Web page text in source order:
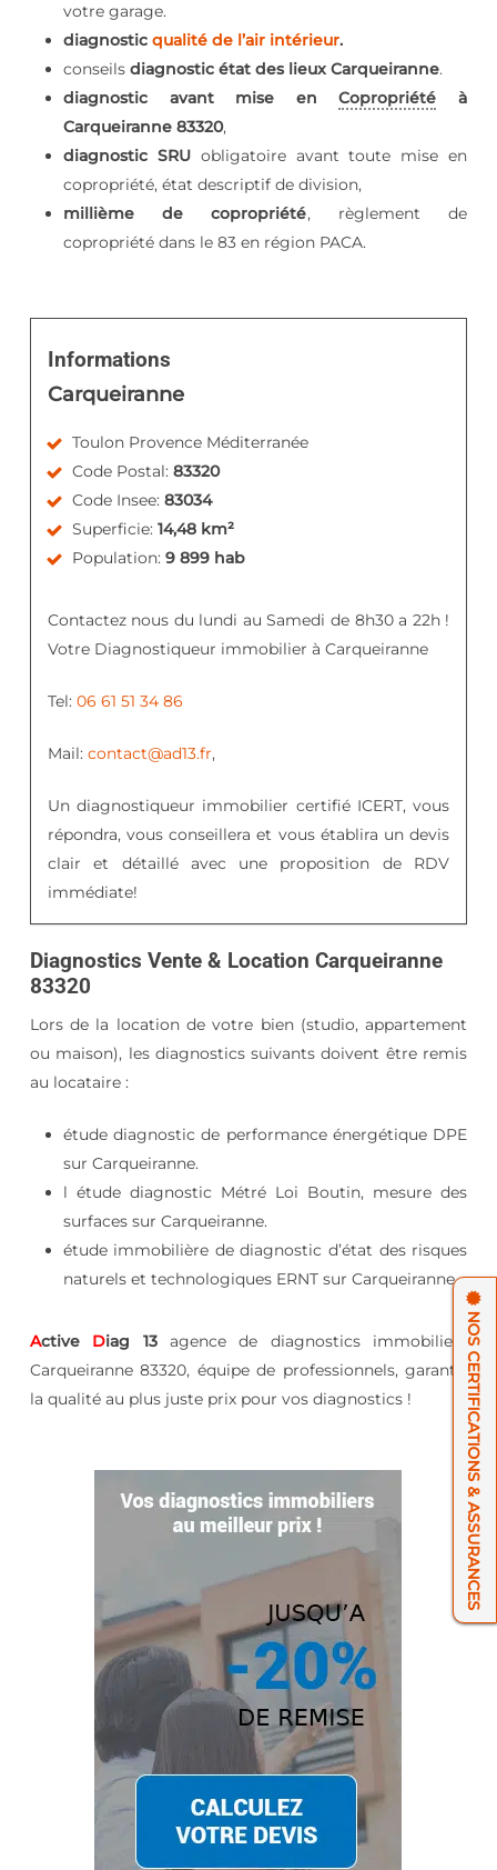
votre garage.
diagnostic qualité de l’air intérieur.
conseils diagnostic état des lieux Carqueiranne.
diagnostic avant mise enCopropriété à
Carqueiranne 83320,
diagnostic SRU obligatoire avant toute mise en
copropriété, état descriptif de division,
millième de copropriété, règlement de
copropriété dans le 83 en région PACA.
Informations
Carqueiranne
Toulon Provence Méditerranée
Code Postal: 83320
Code Insee: 83034
Superficie: 14,48 km²
Population: 9 899 hab
Contactez nous du lundi au Samedi de 8h30 a 22h !
Votre Diagnostiqueur immobilier à Carqueiranne
Tel: 06 61 51 34 86
Mail: contact@ad13.fr,
Un diagnostiqueur immobilier certifié ICERT, vous
répondra, vous conseillera et vous établira un devis
clair et détaillé avec une proposition de RDV
immédiate!
Diagnostics Vente & Location Carqueiranne
83320
Lors de la location de votre bien (studio, appartement
ou maison), les diagnostics suivants doivent être remis
au locataire :
étude diagnostic de performance énergétique DPE
sur Carqueiranne.
l étude diagnostic Métré Loi Boutin, mesure des
surfaces sur Carqueiranne.
étude immobilière de diagnostic d’état des risques
naturels et technologiques ERNT sur Carqueiranne.
Active Diag 13agence de diagnostics immobiliers
Carqueiranne 83320, équipe de professionnels, garantit
la qualité au plus juste prix pour vos diagnostics !
NOS CERTIFICATIONS & ASSURANCES